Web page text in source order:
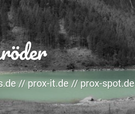
// prox-it.de // prox-spot.de